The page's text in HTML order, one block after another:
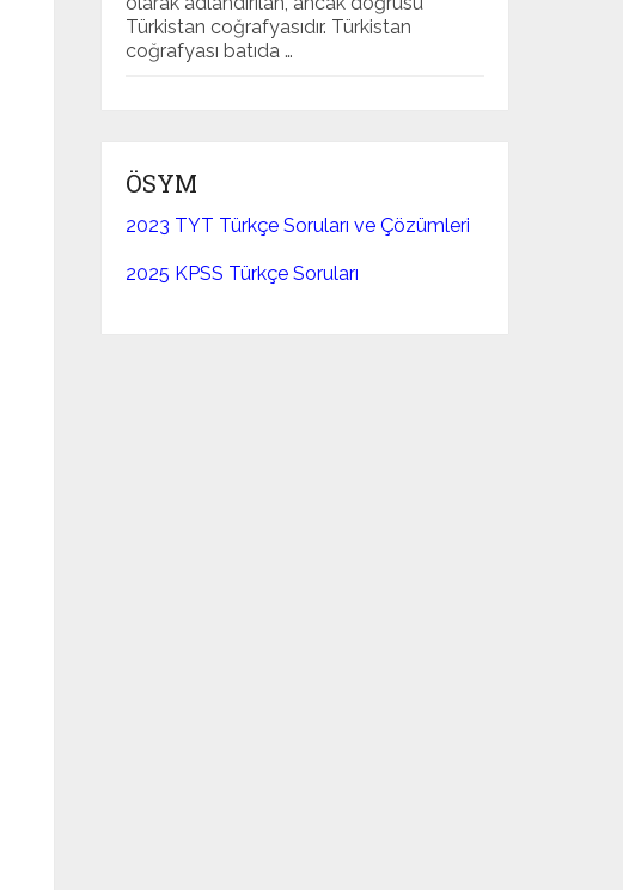
Türkistan coğrafyasıdır. Türkistan
coğrafyası batıda …
ÖSYM
2023 TYT Türkçe Soruları ve Çözümleri
2025 KPSS Türkçe Soruları